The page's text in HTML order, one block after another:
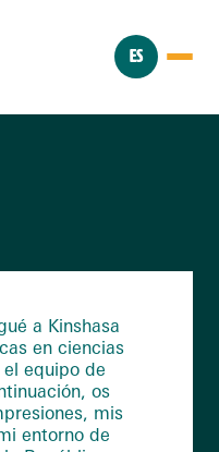
ES
a Kinshasa
en ciencias
equipo de
os
mis
entorno de